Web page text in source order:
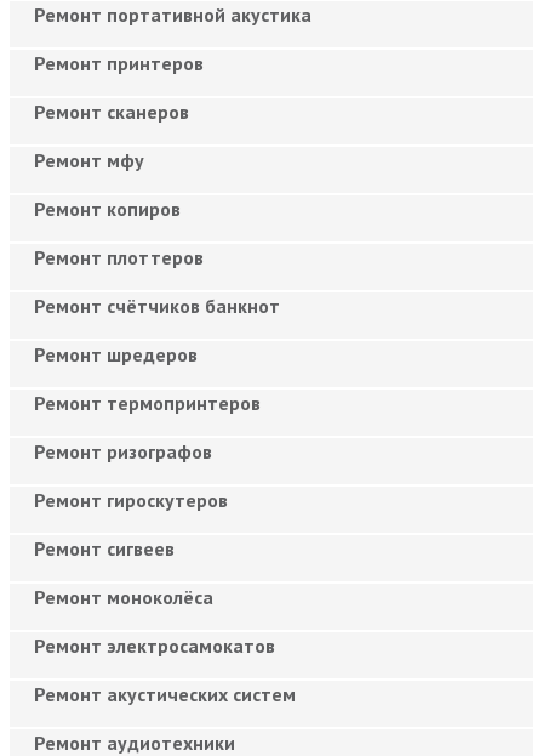
Ремонт портативной акустика
Ремонт принтеров
Ремонт сканеров
Ремонт мфу
Ремонт копиров
Ремонт плоттеров
Ремонт счётчиков банкнот
Ремонт шредеров
Ремонт термопринтеров
Ремонт ризографов
Ремонт гироскутеров
Ремонт сигвеев
Ремонт моноколёса
Ремонт электросамокатов
Ремонт акустических систем
Ремонт аудиотехники